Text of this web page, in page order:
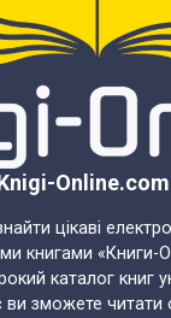
цікаві
книгами «Книги-
каталог книг
зможете читати